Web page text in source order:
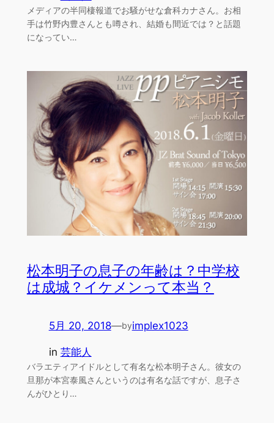
メディアの半同棲報道でお騒がせな倉科カナさん。お相
手は竹野内豊さんとも噂され、結婚も間近では？と話題
になってい…
松本明子の息子の年齢は？中学校
は成城？イケメンって本当？
5月 20, 2018—byimplex1023
in 芸能人
バラエティアイドルとして有名な松本明子さん。彼女の
旦那が本宮泰風さんというのは有名な話ですが、息子さ
んがひとり…